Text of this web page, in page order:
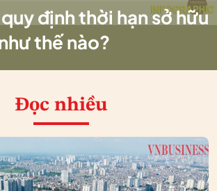
định thời hạn sở hữu
thế nào?
Đọc nhiều